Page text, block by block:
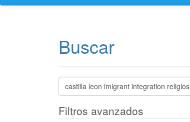
Buscar
Buscar
artículos
Filtros avanzados